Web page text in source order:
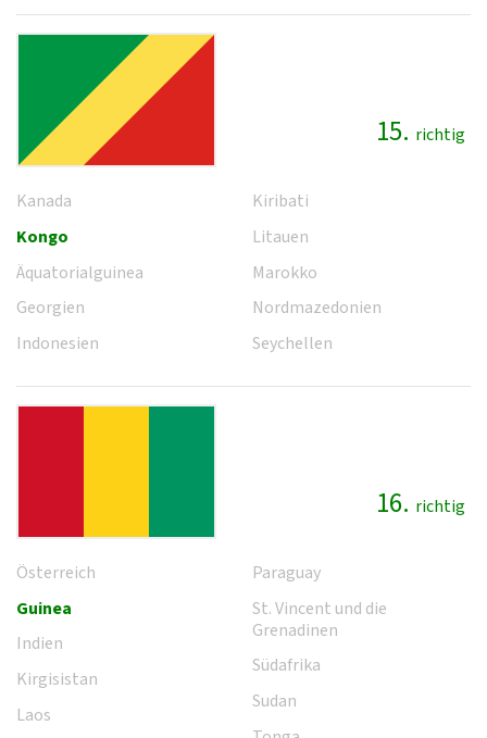
15. richtig
Kanada
Kongo
Äquatorialguinea
Georgien
Indonesien
Kiribati
Litauen
Marokko
Nordmazedonien
Seychellen
16. richtig
Österreich
Guinea
Indien
Kirgisistan
Laos
Paraguay
St. Vincent und die
Grenadinen
Südafrika
Sudan